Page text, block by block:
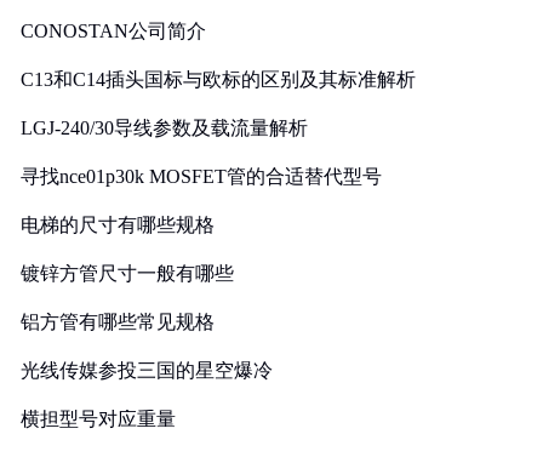
CONOSTAN公司简介
C13和C14插头国标与欧标的区别及其标准解析
LGJ-240/30导线参数及载流量解析
寻找nce01p30k MOSFET管的合适替代型号
电梯的尺寸有哪些规格
镀锌方管尺寸一般有哪些
铝方管有哪些常见规格
光线传媒参投三国的星空爆冷
横担型号对应重量